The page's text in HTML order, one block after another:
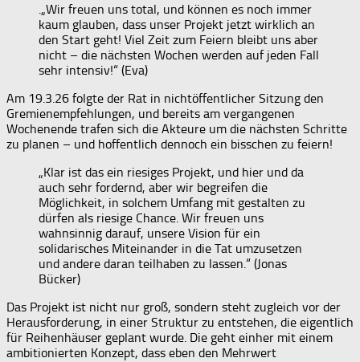
.„Wir freuen uns total, und können es noch immer
kaum glauben, dass unser Projekt jetzt wirklich an
den Start geht! Viel Zeit zum Feiern bleibt uns aber
nicht – die nächsten Wochen werden auf jeden Fall
sehr intensiv!“ (Eva)
Am 19.3.26 folgte der Rat in nichtöffentlicher Sitzung den
Gremienempfehlungen, und bereits am vergangenen
Wochenende trafen sich die Akteure um die nächsten Schritte
zu planen – und hoffentlich dennoch ein bisschen zu feiern!
„Klar ist das ein riesiges Projekt, und hier und da
auch sehr fordernd, aber wir begreifen die
Möglichkeit, in solchem Umfang mit gestalten zu
dürfen als riesige Chance. Wir freuen uns
wahnsinnig darauf, unsere Vision für ein
solidarisches Miteinander in die Tat umzusetzen
und andere daran teilhaben zu lassen.“ (Jonas
Bücker)
Das Projekt ist nicht nur groß, sondern steht zugleich vor der
Herausforderung, in einer Struktur zu entstehen, die eigentlich
für Reihenhäuser geplant wurde. Die geht einher mit einem
ambitionierten Konzept, dass eben den Mehrwert